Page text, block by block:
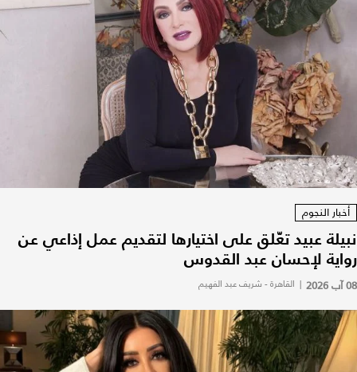
أخبار النجوم
نبيلة عبيد تعّلق على اختيارها لتقديم عمل إذاعي عن
رواية لإحسان عبد القدوس
08 آب 2026 | القاهرة - شريف عبد الفهيم